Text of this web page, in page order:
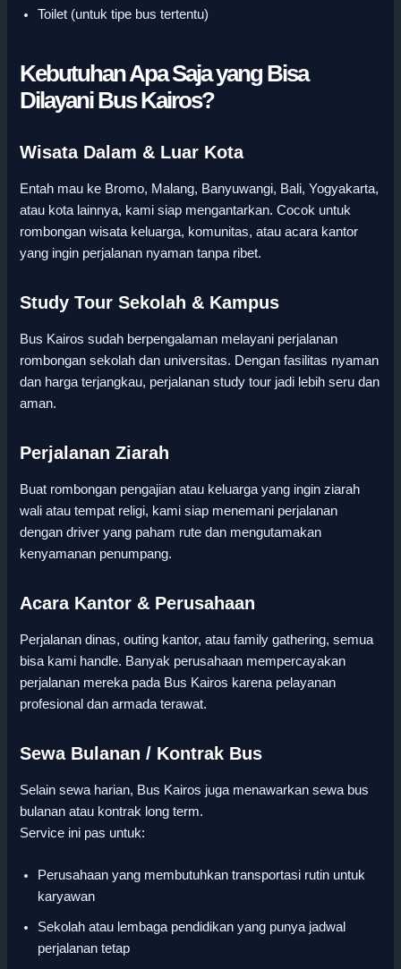
Toilet (untuk tipe bus tertentu)
Kebutuhan Apa Saja yang Bisa
Dilayani Bus Kairos?
Wisata Dalam & Luar Kota
Entah mau ke Bromo, Malang, Banyuwangi, Bali, Yogyakarta,
atau kota lainnya, kami siap mengantarkan. Cocok untuk
rombongan wisata keluarga, komunitas, atau acara kantor
yang ingin perjalanan nyaman tanpa ribet.
Study Tour Sekolah & Kampus
Bus Kairos sudah berpengalaman melayani perjalanan
rombongan sekolah dan universitas. Dengan fasilitas nyaman
dan harga terjangkau, perjalanan study tour jadi lebih seru dan
aman.
Perjalanan Ziarah
Buat rombongan pengajian atau keluarga yang ingin ziarah
wali atau tempat religi, kami siap menemani perjalanan
dengan driver yang paham rute dan mengutamakan
kenyamanan penumpang.
Acara Kantor & Perusahaan
Perjalanan dinas, outing kantor, atau family gathering, semua
bisa kami handle. Banyak perusahaan mempercayakan
perjalanan mereka pada Bus Kairos karena pelayanan
profesional dan armada terawat.
Sewa Bulanan / Kontrak Bus
Selain sewa harian, Bus Kairos juga menawarkan sewa bus
bulanan atau kontrak long term.
Service ini pas untuk:
Perusahaan yang membutuhkan transportasi rutin untuk
karyawan
Sekolah atau lembaga pendidikan yang punya jadwal
perjalanan tetap